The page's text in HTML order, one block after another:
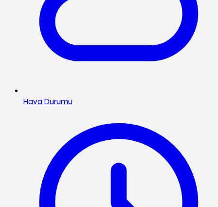
Hava Durumu